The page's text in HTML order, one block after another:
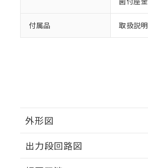
付属品 取扱説
外形図
出力段回路図